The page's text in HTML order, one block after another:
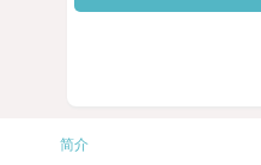
简介